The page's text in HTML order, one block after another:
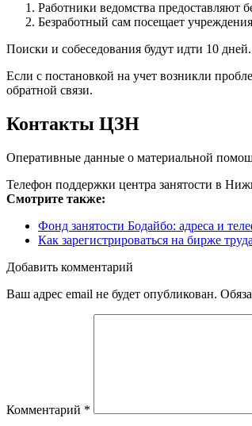
Работники ведомства предоставляют
Безработный сам посещает
Поиски и собеседования будут идти 10
Если с постановкой на учет возникли
обратной связи.
Контакты ЦЗН
Оперативные данные о материальной
Телефон поддержки центра занятости в
Смотрите также:
Фонд занятости Бодайбо: адреса и
Как зарегистрироваться на бирже
Добавить комментарий
Ваш адрес email не будет опубликован.
Комментарий *